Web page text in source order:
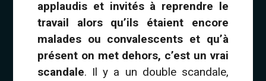
applaudis et invités à reprendre le
travail alors qu’ils étaient encore
malades ou convalescents et qu’à
présent on met dehors, c’est un vrai
scandale. Il y a un double scandale,